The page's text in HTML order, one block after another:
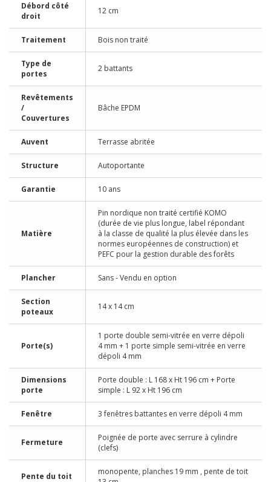
Débord côté
droit
12 cm
Traitement Bois non traité
Type de
portes
2 battants
Revêtements
/
Couvertures
Bâche EPDM
Auvent Terrasse abritée
Structure Autoportante
Garantie 10 ans
Matière
Pin nordique non traité certifié KOMO
(durée de vie plus longue, label répondant
à la classe de qualité la plus élevée dans les
normes européennes de construction) et
PEFC pour la gestion durable des forêts
Plancher Sans - Vendu en option
Section
poteaux
14 x 14 cm
Porte(s)
1 porte double semi-vitrée en verre dépoli
4 mm + 1 porte simple semi-vitrée en verre
dépoli 4 mm
Dimensions
porte
Porte double : L 168 x Ht 196 cm + Porte
simple : L 92 x Ht 196 cm
Fenêtre 3 fenêtres battantes en verre dépoli 4 mm
Fermeture
Poignée de porte avec serrure à cylindre
(clefs)
Pente du toit
monopente, planches 19 mm , pente de toit